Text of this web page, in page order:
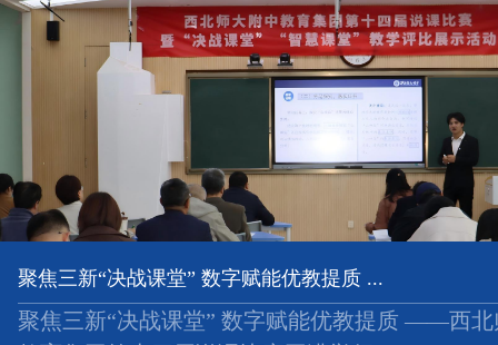
聚焦三新“决战课堂” 数字赋能优教提质 ...
聚焦三新“决战课堂” 数字赋能优教提质 ——西北